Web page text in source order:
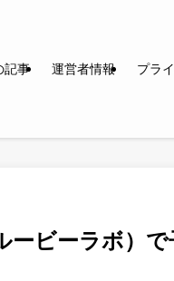
記事 運営者情報 プラ
ビーラボ）